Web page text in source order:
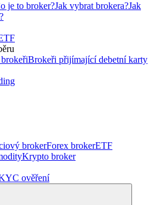
je to broker?Jak vybrat brokera?Jak
Brokeři přijímající debetní karty
brokerForex brokerETF
Krypto broker
ověření